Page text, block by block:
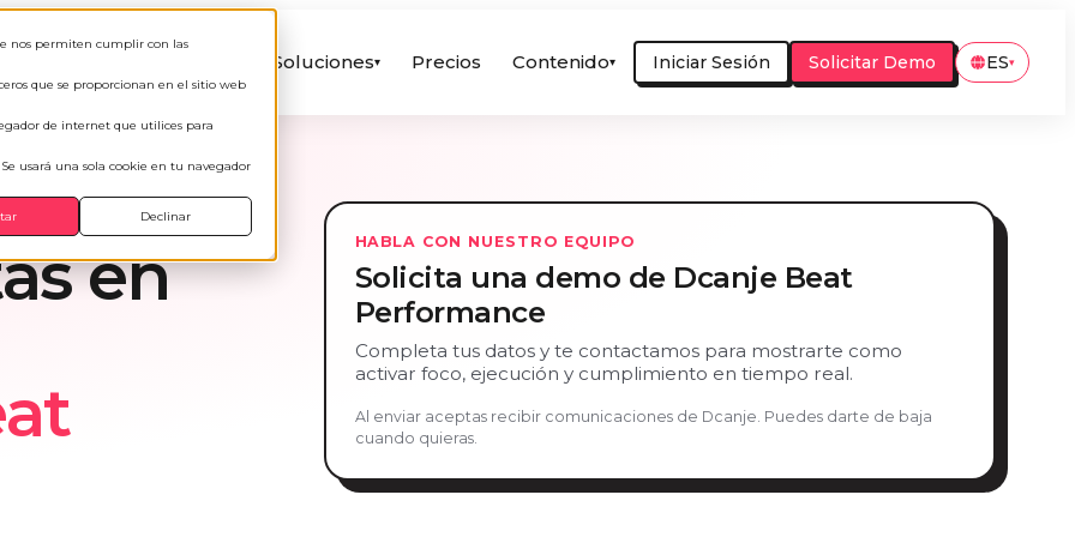
nos permiten cumplir con las
que se proporcionan en el sitio web
de internet que utilices para
usará una sola cookie en tu navegador
Declinar
Soluciones▾ Precios Contenido▾ Iniciar Sesión Solicitar Demo ES▾
en
HABLA CON NUESTRO EQUIPO
Solicita una demo de Dcanje Beat
Performance
Completa tus datos y te contactamos para mostrarte como
activar foco, ejecución y cumplimiento en tiempo real.
Al enviar aceptas recibir comunicaciones de Dcanje. Puedes darte de baja
cuando quieras.